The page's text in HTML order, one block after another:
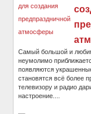
Самый большой и
неумолимо
появляются
становятся всё более
телевизору и радио
настроение....